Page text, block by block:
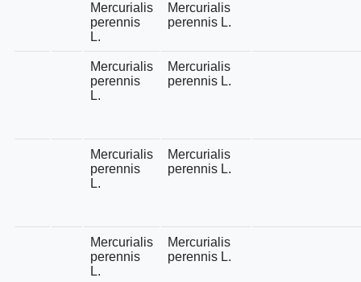
Mercurialis
perennis
L.
Mercurialis
perennis L.
Mercurialis
perennis
L.
Mercurialis
perennis L.
Mercurialis
perennis
L.
Mercurialis
perennis L.
Mercurialis
perennis
L.
Mercurialis
perennis L.